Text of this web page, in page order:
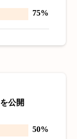
75%
公開
50%